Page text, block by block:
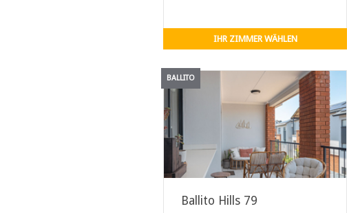
IHR ZIMMER WÄHLEN
BALLITO
Ballito Hills 79